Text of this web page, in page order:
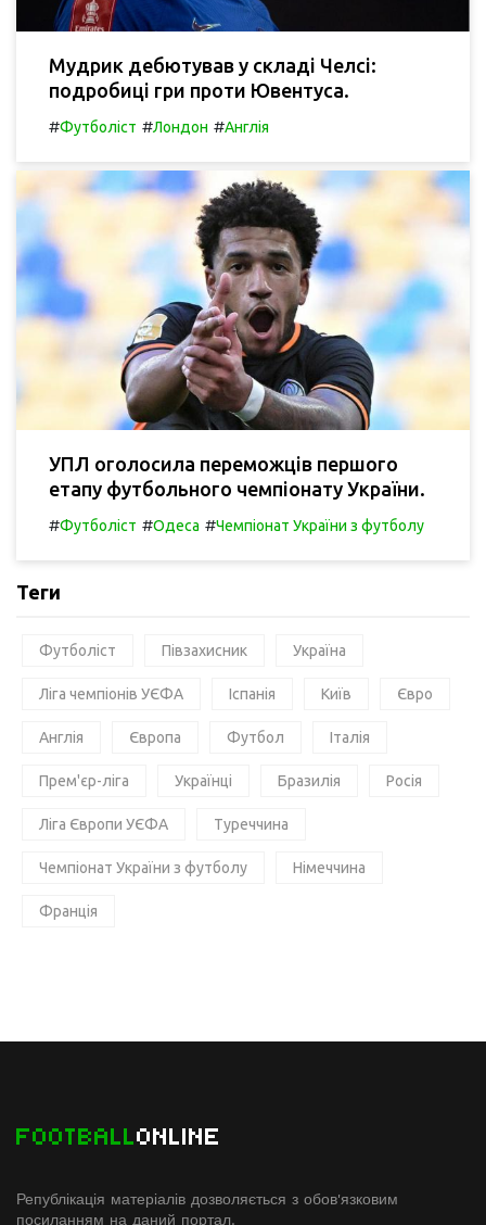
Мудрик дебютував у складі Челсі:
подробиці гри проти Ювентуса.
#Футболіст #Лондон #Англія
УПЛ оголосила переможців першого
етапу футбольного чемпіонату України.
#Футболіст #Одеса #Чемпіонат України з футболу
Теги
Футболіст Півзахисник Україна
Ліга чемпіонів УЄФА Іспанія Київ Євро
Англія Європа Футбол Італія
Прем'єр-ліга Українці Бразилія Росія
Ліга Європи УЄФА Туреччина
Чемпіонат України з футболу Німеччина
Франція
FOOTBALLONLINE
Републікація матеріалів дозволяється з обов'язковим
посиланням на даний портал.